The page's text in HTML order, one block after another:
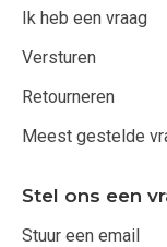
Ik heb een vraag
Versturen
Retourneren
Meest gestelde
Stel ons een
Stuur een email